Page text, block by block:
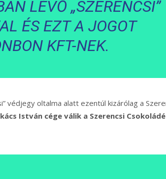
LÉVŐ „SZERENCSI”
ÉS EZT A JOGOT
KFT-NEK.
védjegy oltalma alatt ezentúl kizárólag a
István cége válik a Szerencsi Csokoládé